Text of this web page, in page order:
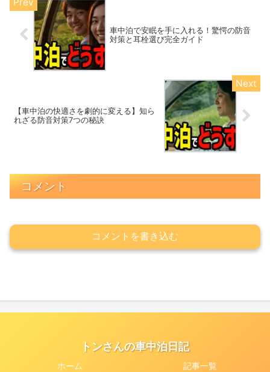
車中泊で安眠を手に入れる！驚愕の防音
対策と耳栓選び完全ガイド
【車中泊の快適さを劇的に変える】知ら
れざる防音対策7つの秘訣
コメント
コメントを書き込む
トンさんの車中泊日記
ホーム
記事一覧